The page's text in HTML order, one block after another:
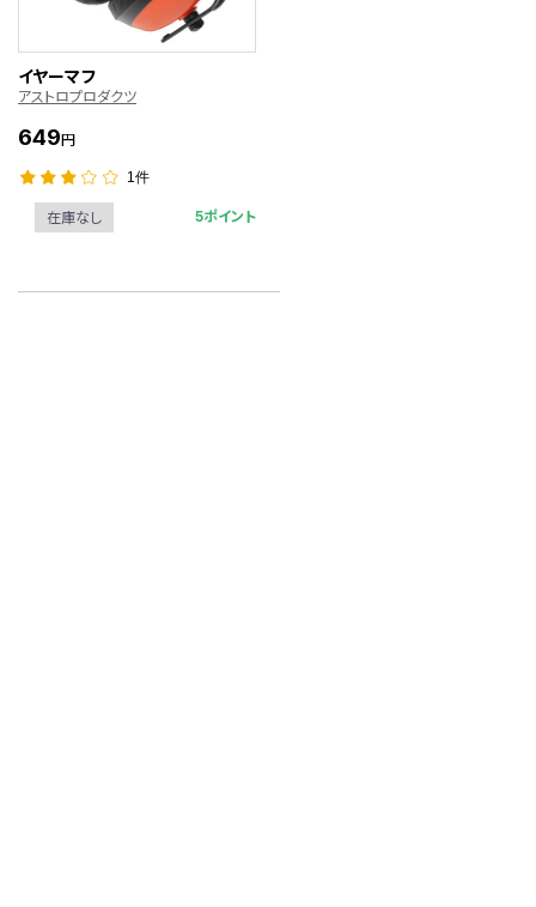
イヤーマフ
アストロプロダクツ
649円
1件
在庫なし 5ポイント